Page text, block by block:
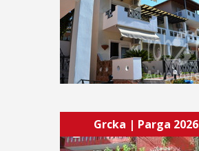
Grcka | Parga 2026